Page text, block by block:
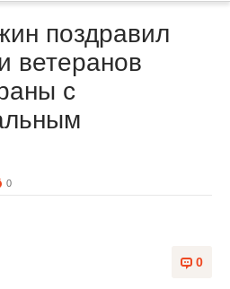
поздравил
ветеранов
с
0
0